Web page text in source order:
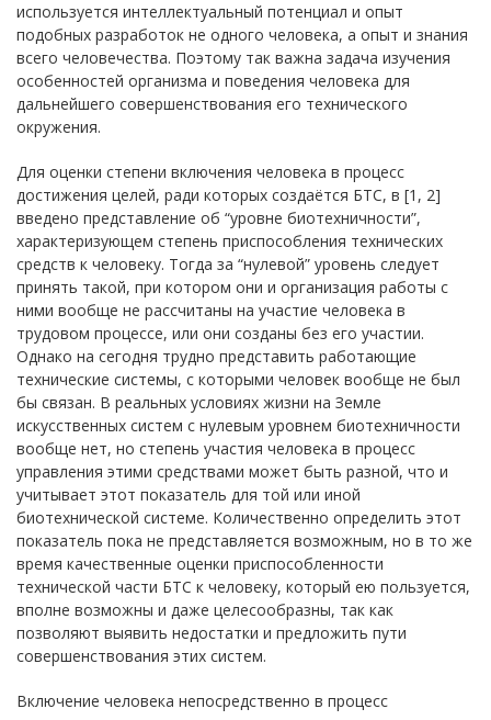
используется интеллектуальный потенциал и опыт
подобных разработок не одного человека, а опыт и знания
всего человечества. Поэтому так важна задача изучения
особенностей организма и поведения человека для
дальнейшего совершенствования его технического
окружения.
Для оценки степени включения человека в процесс
достижения целей, ради которых создаётся БТС, в [1, 2]
введено представление об “уровне биотехничности”,
характеризующем степень приспособления технических
средств к человеку. Тогда за “нулевой” уровень следует
принять такой, при котором они и организация работы с
ними вообще не рассчитаны на участие человека в
трудовом процессе, или они созданы без его участии.
Однако на сегодня трудно представить работающие
технические системы, с которыми человек вообще не был
бы связан. В реальных условиях жизни на Земле
искусственных систем с нулевым уровнем биотехничности
вообще нет, но степень участия человека в процесс
управления этими средствами может быть разной, что и
учитывает этот показатель для той или иной
биотехнической системе. Количественно определить этот
показатель пока не представляется возможным, но в то же
время качественные оценки приспособленности
технической части БТС к человеку, который ею пользуется,
вполне возможны и даже целесообразны, так как
позволяют выявить недостатки и предложить пути
совершенствования этих систем.
Включение человека непосредственно в процесс